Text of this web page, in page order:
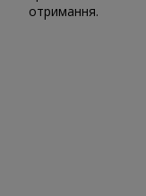
отримання.